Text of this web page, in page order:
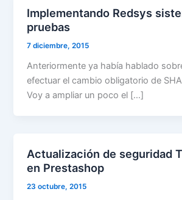
Implementando Redsys
pruebas
7 diciembre, 2015
Anteriormente ya había hablado
efectuar el cambio obligatorio de
Voy a ampliar un poco el […]
Actualización de seguridad
en Prestashop
23 octubre, 2015